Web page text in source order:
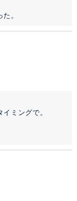
。
ミングで。